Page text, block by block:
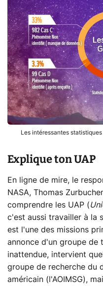
Les intéressantes statistiques
Explique ton UAP
En ligne de mire, le
NASA, Thomas
comprendre les UAP (
c'est aussi travailler à la
est l'une des missions
annonce d'un groupe de
inattendue, intervient
groupe de recherche du
américain (l'AOIMSG),